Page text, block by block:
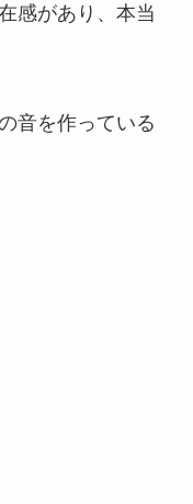
感があり、本当
音を作っている